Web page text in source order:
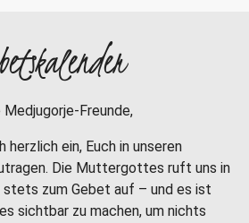
Medjugorje-Freunde,
herzlich ein, Euch in unseren
Die Muttergottes ruft uns in
zum Gebet auf – und es ist
sichtbar zu machen, um nichts